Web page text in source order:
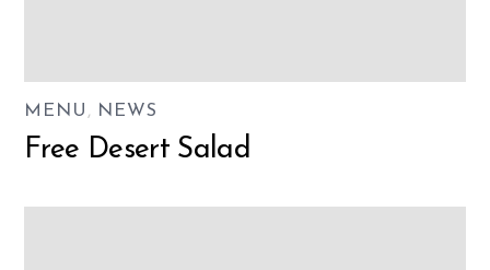
MENU , NEWS
Free Desert Salad